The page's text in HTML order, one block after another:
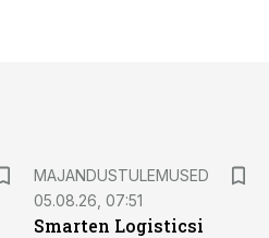
MAJANDUSTULEMUSED
05.08.26, 07:51
Smarten Logisticsi